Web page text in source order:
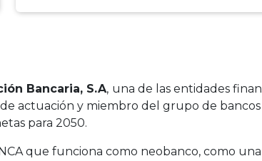
Bancaria, S.A, una de las entidades
actuación y miembro del grupo de
para 2050.
que funciona como neobanco, como